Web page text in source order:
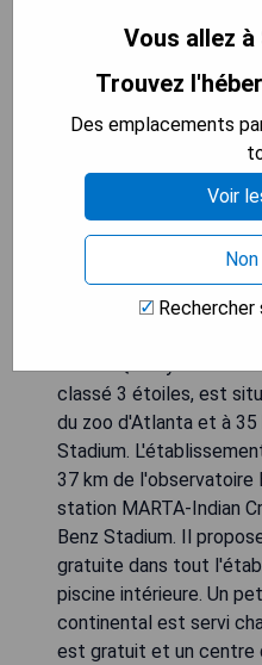
classé 3 étoiles, est
du zoo d'Atlanta et à
Stadium.
37 km de l'observatoire
station MARTA-Indian
Benz Stadium. Il
gratuite dans tout
piscine intérieure. Un
continental est servi
est gratuit et un centre
Vous allez
Trouvez
Des emplacements
Voir
Rechercher